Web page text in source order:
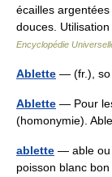
écailles
douces.
Encyclopédie
Ablette — (fr.),
Ablette — Pour
(homonymie).
ablette — able ou
poisson blanc